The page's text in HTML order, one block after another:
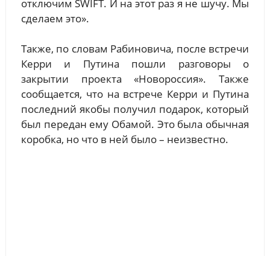
отключим SWIFT. И на этот раз я не шучу. Мы
сделаем это».
Также, по словам Рабиновича, после встречи
Керри и Путина пошли разговоры о
закрытии проекта «Новороссия». Также
сообщается, что на встрече Керри и Путина
последний якобы получил подарок, который
был передан ему Обамой. Это была обычная
коробка, но что в ней было – неизвестно.